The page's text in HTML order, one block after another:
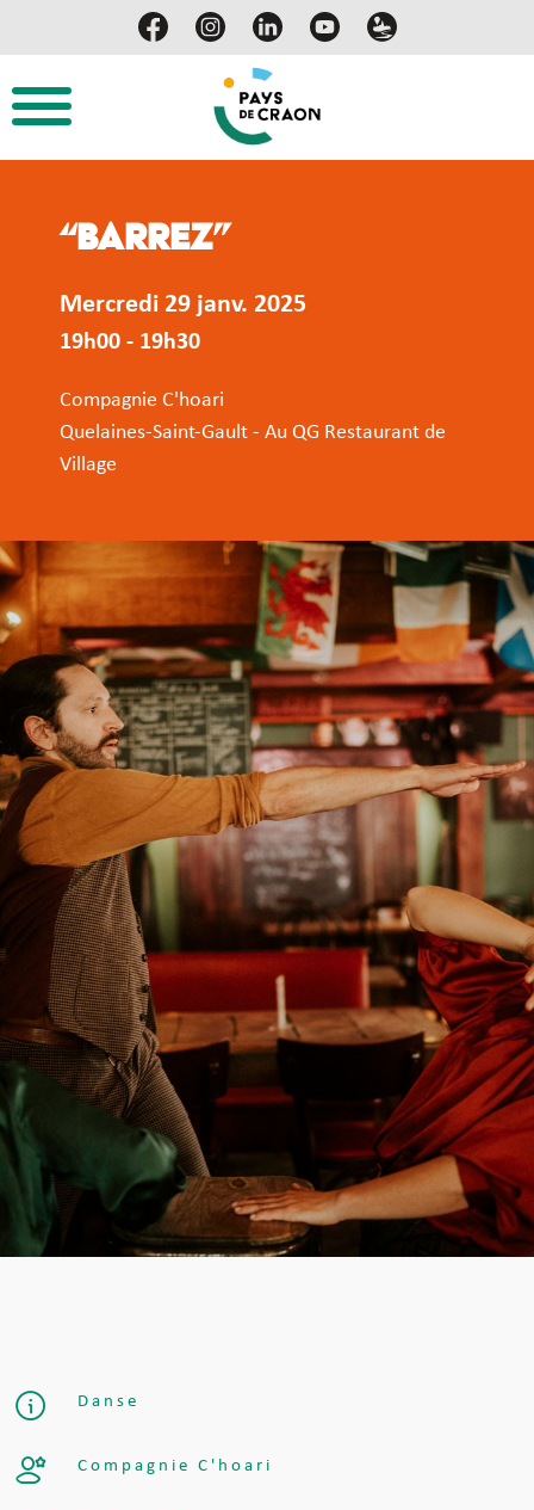
“Barrez”
Mercredi 29 janv. 2025
19h00 - 19h30
Compagnie C'hoari
Quelaines-Saint-Gault - Au QG Restaurant de
Village
Danse
Compagnie C'hoari